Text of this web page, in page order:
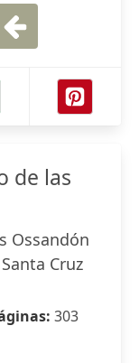
de las
Ossandón
Cruz
303